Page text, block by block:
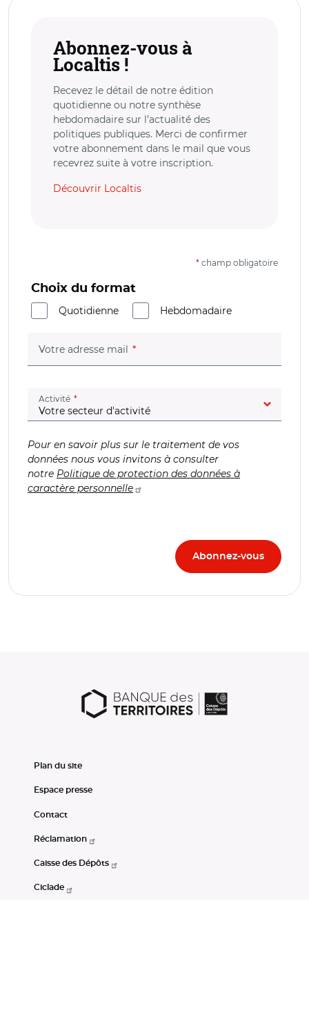
Abonnez-vous à
Localtis !
Recevez le détail de notre édition
quotidienne ou notre synthèse
hebdomadaire sur l’actualité des
politiques publiques. Merci de confirmer
votre abonnement dans le mail que vous
recevrez suite à votre inscription.
Découvrir Localtis
* champ obligatoire
Choix du format
Quotidienne
Hebdomadaire
Votre adresse mail (champ obligatoire)
Activité (champ obligatoire)
Pour en savoir plus sur le traitement de vos
données nous vous invitons à consulter
notre Politique de protection des données à
caractère personnelle
Plan du site
Espace presse
Contact
Réclamation
Caisse des Dépôts
Ciclade